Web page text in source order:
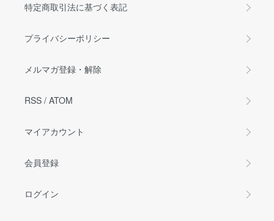
特定商取引法に基づく表記
プライバシーポリシー
メルマガ登録・解除
RSS / ATOM
マイアカウント
会員登録
ログイン